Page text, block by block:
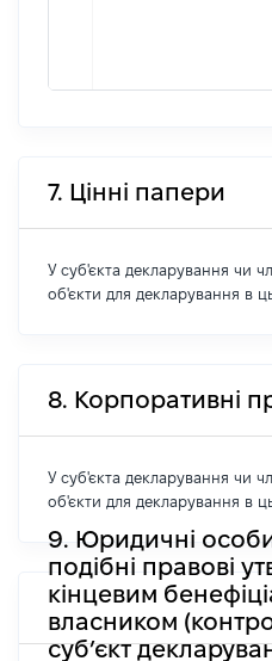
7. Цінні папери
У суб'єкта декларування чи
об'єкти для декларування в
8. Корпоративні
У суб'єкта декларування чи
об'єкти для декларування в
9. Юридичні
подібні правові
кінцевим
власником
суб’єкт